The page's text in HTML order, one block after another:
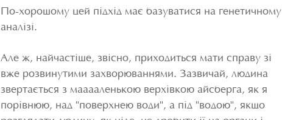
По-хорошому цей підхід має базуватися на генетичному
аналізі.
Але ж, найчастіше, звісно, приходиться мати справу зі
вже розвинутими захворюваннями. Зазвичай, людина
звертається з мааааленькою верхівкою айсберга, як я
порівнюю, над "поверхнею води", а під "водою", якщо